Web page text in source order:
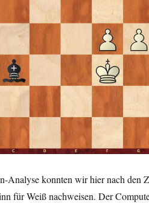
Analyse konnten wir hier nach
für Weiß nachweisen. Der